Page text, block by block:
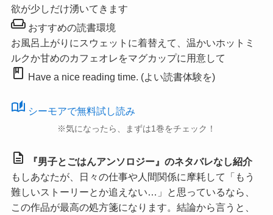
欲が少しだけ湧いてきます
weekendおすすめの読書環境
お風呂上がりにスウェットに着替えて、温かいホットミ
ルクか甘めのカフェオレをマグカップに用意して
book Have a nice reading time. (よい読書体験を)
auto_stories シーモアで無料試し読み
※気になったら、まずは1巻をチェック！
description
『男子とごはんアンソロジー』のネタバレなし紹介
もしあなたが、日々の仕事や人間関係に摩耗して「もう
難しいストーリーとか追えない…」と思っているなら、
この作品が最高の処方箋になります。結論から言うと、